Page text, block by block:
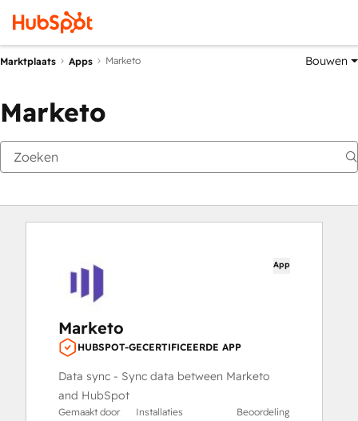
Marktplaats Apps Marketo Bouwen
Marketo
App
Marketo
HUBSPOT-GECERTIFICEERDE APP
Data sync - Sync data between Marketo
and HubSpot
Gemaakt door Installaties Beoordeling